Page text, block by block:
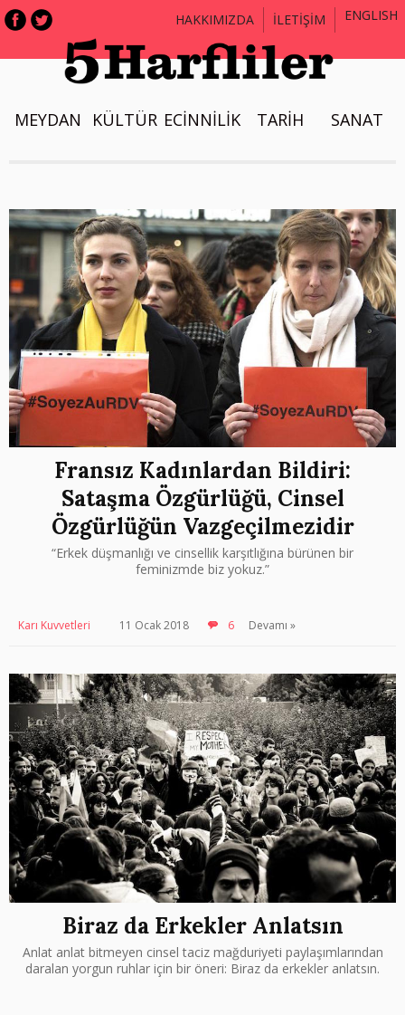
HAKKIMIZDA İLETİŞİM ENGLISH
MEYDAN KÜLTÜR ECİNNİLİK TARİH SANAT
Fransız Kadınlardan Bildiri:
Sataşma Özgürlüğü, Cinsel
Özgürlüğün Vazgeçilmezidir
“Erkek düşmanlığı ve cinsellik karşıtlığına bürünen bir
feminizmde biz yokuz.”
Karı Kuvvetleri 11 Ocak 2018 6 Devamı »
Biraz da Erkekler Anlatsın
Anlat anlat bitmeyen cinsel taciz mağduriyeti paylaşımlarından
daralan yorgun ruhlar için bir öneri: Biraz da erkekler anlatsın.